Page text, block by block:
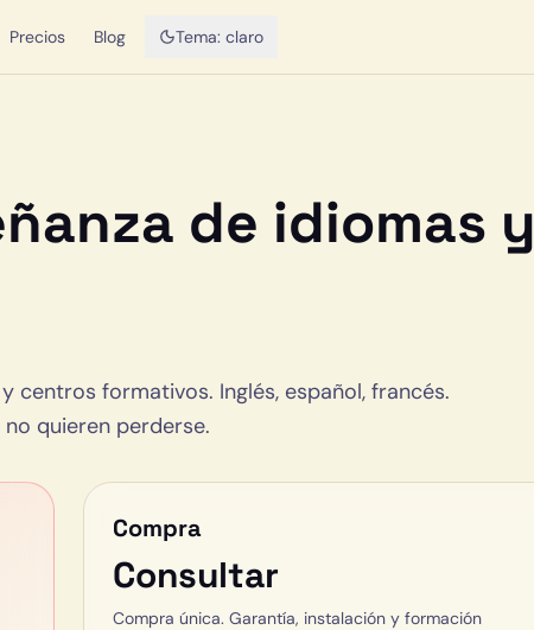
Precios Blog Tema: claro
de idiomas y
centros formativos. Inglés, español, francés.
quieren perderse.
Compra
Consultar
Compra única. Garantía, instalación y formación